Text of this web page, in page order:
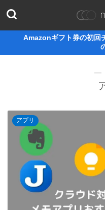
Amazonギフト券の初回
―
アプリ